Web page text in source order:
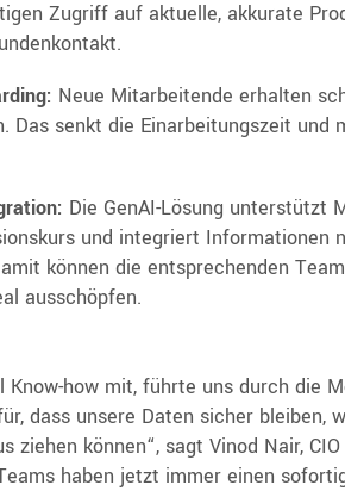
Zugriff auf aktuelle, akkurate
Neue Mitarbeitende erhalten
Das senkt die Einarbeitungszeit und
Die GenAI-Lösung unterstützt
und integriert Informationen
können die entsprechenden
ausschöpfen.
Know-how mit, führte uns durch die
dass unsere Daten sicher bleiben,
ziehen können“, sagt Vinod Nair,
haben jetzt immer einen